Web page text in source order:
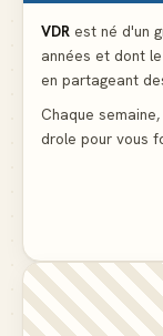
Le
VDR est né d'un
années et dont
en partageant
Chaque
drole pour vous